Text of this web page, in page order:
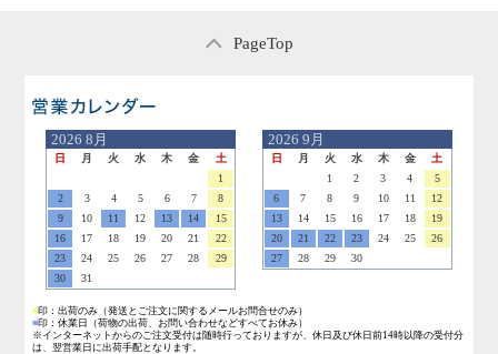
PageTop
2026 8月
日 月 火 水 木 金
土
1
2
3 4 5 6 7
8
9
10 11 12 13 14
15
16
17 18 19 20 21
22
23
24 25 26 27 28
29
30
31
2026 9月
日 月 火 水 木 金
土
1
2 3 4
5
6
7 8 9 10 11
12
13
14 15 16 17 18
19
20
21 22 23 24 25
26
27
28 29 30
■印：出荷のみ （発送とご注文に関するメールお問合せのみ）
■印：休業日
（荷物の出荷、お問い合わせなどすべてお休み）
※インターネットからのご注文受付は随時行っておりますが、休日及び休日前14時以降の受付分
は、翌営業日に出荷手配となります。